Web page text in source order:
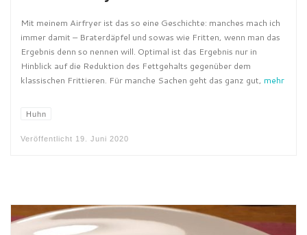
Mit meinem Airfryer ist das so eine Geschichte: manches mach ich
immer damit – Braterdäpfel und sowas wie Fritten, wenn man das
Ergebnis denn so nennen will. Optimal ist das Ergebnis nur in
Hinblick auf die Reduktion des Fettgehalts gegenüber dem
klassischen Frittieren. Für manche Sachen geht das ganz gut, mehr
Huhn
Veröffentlicht 19. Juni 2020